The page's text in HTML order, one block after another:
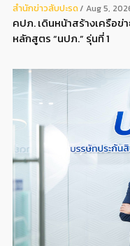
สํานักข่าวสับปะรด Aug 5,
คปภ. เดินหน้าสร้างเครือ
หลักสูตร “นปภ.” รุ่นที่ 1